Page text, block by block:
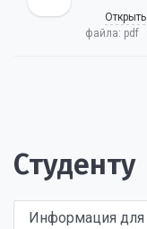
Открыть
файла: pdf
Студенту